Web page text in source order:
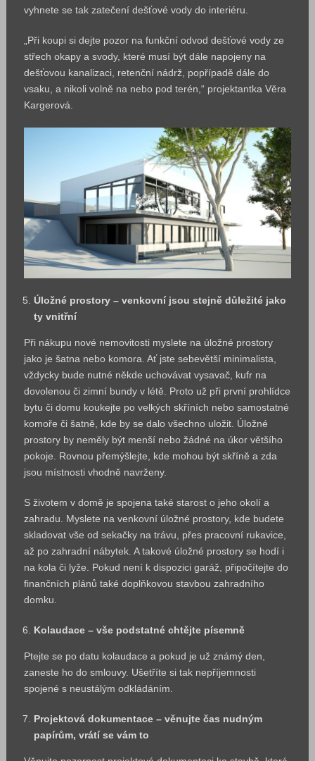
vyhnete se tak zatečení dešťové vody do interiéru.
„Při koupi si dejte pozor na funkční odvod dešťové vody ze
střech okapy a svody, které musí být dále napojeny na
dešťovou kanalizaci, retenční nádrž, popřípadě dále do
vsaku, a nikoli volně na nebo pod terén,“ projektantka Věra
Kargerová.
Úložné prostory – venkovní jsou stejně důležité jako
ty vnitřní
Při nákupu nové nemovitosti myslete na úložné prostory
jako je šatna nebo komora. Ať jste sebevětší minimalista,
vždycky bude nutné někde uchovávat vysavač, kufr na
dovolenou či zimní bundy v létě. Proto už při první prohlídce
bytu či domu koukejte po velkých skříních nebo samostatné
komoře či šatně, kde by se dalo všechno uložit. Úložné
prostory by neměly být menší nebo žádné na úkor většího
pokoje. Rovnou přemýšlejte, kde mohou být skříně a zda
jsou místnosti vhodně navrženy.
S životem v domě je spojena také starost o jeho okolí a
zahradu. Myslete na venkovní úložné prostory, kde budete
skladovat vše od sekačky na trávu, přes pracovní rukavice,
až po zahradní nábytek. A takové úložné prostory se hodí i
na kola či lyže. Pokud není k dispozici garáž, připočítejte do
finančních plánů také doplňkovou stavbou zahradního
domku.
Kolaudace – vše podstatné chtějte písemně
Ptejte se po datu kolaudace a pokud je už známý den,
zaneste ho do smlouvy. Ušetříte si tak nepříjemnosti
spojené s neustálým odkládáním.
Projektová dokumentace – věnujte čas nudným
papírům, vrátí se vám to